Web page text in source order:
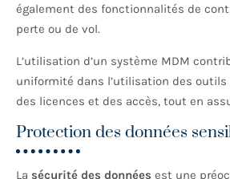
également des fonctionnalités de
perte ou de vol.
L’utilisation d’un système MDM
uniformité dans l’utilisation des
des licences et des accès, tout en
Protection des données
La sécurité des données est une